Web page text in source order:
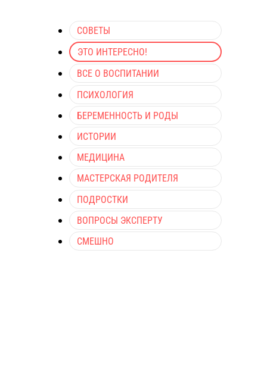
СОВЕТЫ
ЭТО ИНТЕРЕСНО!
ВСЕ О ВОСПИТАНИИ
ПСИХОЛОГИЯ
БЕРЕМЕННОСТЬ И РОДЫ
ИСТОРИИ
МЕДИЦИНА
МАСТЕРСКАЯ РОДИТЕЛЯ
ПОДРОСТКИ
ВОПРОСЫ ЭКСПЕРТУ
СМЕШНО